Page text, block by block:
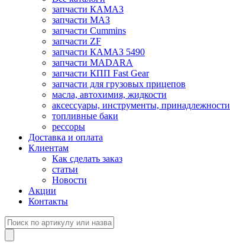
запчасти КАМАЗ
запчасти МАЗ
запчасти Cummins
запчасти ZF
запчасти КАМАЗ 5490
запчасти MADARA
запчасти КПП Fast Gear
запчасти для грузовых прицепов
масла, автохимия, жидкости
аксессуары, инструменты, принадлежности
топливные баки
рессоры
Доставка и оплата
Клиентам
Как сделать заказ
статьи
Новости
Акции
Контакты